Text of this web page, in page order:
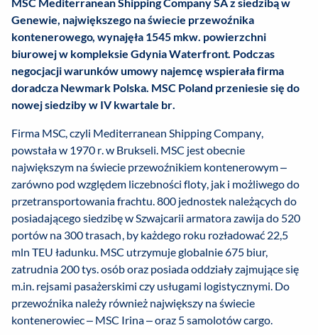
MSC Mediterranean Shipping Company SA z siedzibą w
Genewie, największego na świecie przewoźnika
kontenerowego, wynajęła 1545 mkw. powierzchni
biurowej w kompleksie Gdynia Waterfront. Podczas
negocjacji warunków umowy najemcę wspierała firma
doradcza Newmark Polska. MSC Poland przeniesie się do
nowej siedziby w IV kwartale br.
Firma MSC, czyli Mediterranean Shipping Company,
powstała w 1970 r. w Brukseli. MSC jest obecnie
największym na świecie przewoźnikiem kontenerowym –
zarówno pod względem liczebności floty, jak i możliwego do
przetransportowania frachtu. 800 jednostek należących do
posiadającego siedzibę w Szwajcarii armatora zawija do 520
portów na 300 trasach, by każdego roku rozładować 22,5
mln TEU ładunku. MSC utrzymuje globalnie 675 biur,
zatrudnia 200 tys. osób oraz posiada oddziały zajmujące się
m.in. rejsami pasażerskimi czy usługami logistycznymi. Do
przewoźnika należy również największy na świecie
kontenerowiec – MSC Irina – oraz 5 samolotów cargo.